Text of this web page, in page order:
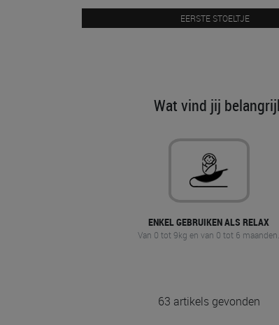
EERSTE STOELTJE
Wat vind jij
ENKEL GEBRUIKEN ALS RELAX
Van 0 tot 9kg en van 0 tot 6 maanden.
63 artikels gevonden